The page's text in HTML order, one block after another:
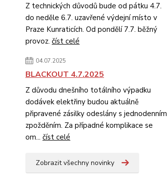
Z technických důvodů bude od pátku 4.7.
do neděle 6.7. uzavřené výdejní místo v
Praze Kunraticích. Od pondělí 7.7. běžný
provoz. číst celé
04.07.2025
BLACKOUT 4.7.2025
Z důvodu dnešního totálního výpadku
dodávek elektřiny budou aktuálně
připravené zásilky odeslány s jednodenním
zpožděním. Za případné komplikace se
om... číst celé
Zobrazit všechny novinky